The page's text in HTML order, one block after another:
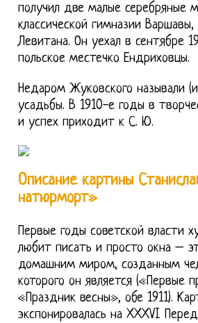
получил две малые серебряные
классической гимназии
Левитана. Он уехал в сентябре
польское местечко Ендриховцы.
Недаром Жуковского называли
усадьбы. В 1910-е годы в
и успех приходит к С. Ю.
Описание картины
натюрморт»
Первые годы советской власти
любит писать и просто окна –
домашним миром, созданным
которого он является («Первые
«Праздник весны», обе 1911).
экспонировалась на XXXVI